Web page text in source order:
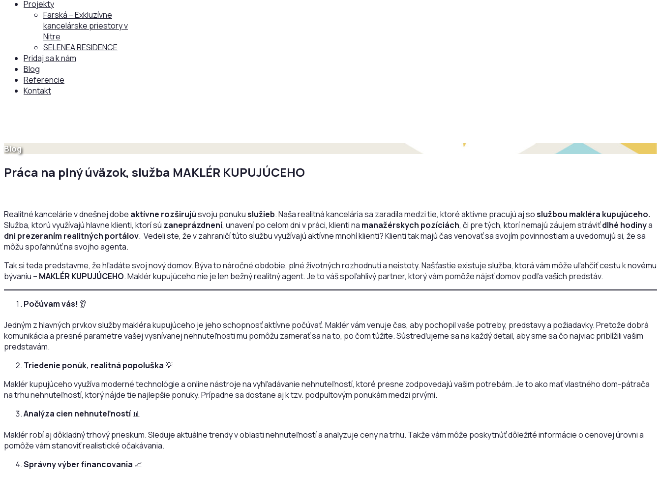
Projekty
Farská – Exkluzívne
kancelárske priestory v
Nitre
SELENEA RESIDENCE
Pridaj sa k nám
Blog
Referencie
Kontakt
Blog
Práca na plný úväzok, služba MAKLÉR KUPUJÚCEHO
Realitné kancelárie v dnešnej dobe aktívne rozširujúsvoju ponukuslužieb. Naša realitná kancelária sa zaradila medzi tie, ktoré aktívne pracujú aj soslužbou makléra kupujúceho.
Služba, ktorú využívajú hlavne klienti, ktorí sú zaneprázdnení, unavení po celom dni v práci, klienti na manažérskych pozíciách, či pre tých, ktorí nemajú záujem stráviťdlhé hodinya
dni prezeraním realitných portálov. Vedeli ste, že v zahraničí túto službu využívajú aktívne mnohí klienti? Klienti tak majú čas venovať sa svojím povinnostiam a uvedomujú si, že sa
môžu spoľahnúť na svojho agenta.
Tak si teda predstavme, že hľadáte svoj nový domov. Býva to náročné obdobie, plné životných rozhodnutí a neistoty. Našťastie existuje služba, ktorá vám môže uľahčiť cestu k novému
bývaniu – MAKLÉR KUPUJÚCEHO. Maklér kupujúceho nie je len bežný realitný agent. Je to váš spoľahlivý partner, ktorý vám pomôže nájsť domov podľa vašich predstáv.
Počúvam vás! 👂
Jedným z hlavných prvkov služby makléra kupujúceho je jeho schopnosť aktívne počúvať. Maklér vám venuje čas, aby pochopil vaše potreby, predstavy a požiadavky. Pretože dobrá
komunikácia a presné parametre vašej vysnívanej nehnuteľnosti mu pomôžu zamerať sa na to, po čom túžite. Sústreďujeme sa na každý detail, aby sme sa čo najviac priblížili vašim
predstavám.
Triedenie ponúk, realitná popoluška💡
Maklér kupujúceho využíva moderné technológie a online nástroje na vyhľadávanie nehnuteľností, ktoré presne zodpovedajú vašim potrebám. Je to ako mať vlastného dom-pátrača
na trhu nehnuteľností, ktorý nájde tie najlepšie ponuky. Prípadne sa dostane aj k tzv. podpultovým ponukám medzi prvými.
Analýza cien nehnuteľností📊
Maklér robí aj dôkladný trhový prieskum. Sleduje aktuálne trendy v oblasti nehnuteľností a analyzuje ceny na trhu. Takže vám môže poskytnúť dôležité informácie o cenovej úrovni a
pomôže vám stanoviť realistické očakávania.
Správny výber financovania 📈